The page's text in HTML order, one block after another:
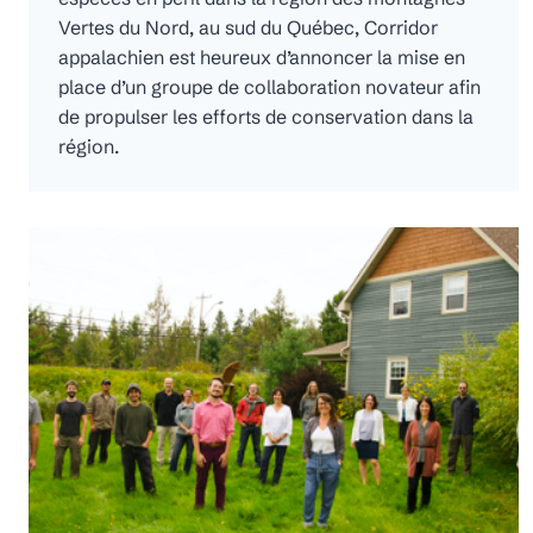
Vertes du Nord, au sud du Québec, Corridor
appalachien est heureux d’annoncer la mise en
place d’un groupe de collaboration novateur afin
de propulser les efforts de conservation dans la
région.